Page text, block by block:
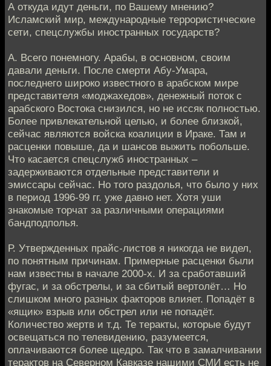
А откуда идут деньги, по Вашему мнению?
Исламский мир, международные террористические
сети, спецслужбы иностранных государств?
А. Всего понемногу. Арабы, в основном, своим
давали деньги. После смерти Абу-Умара,
последнего широко известного в арабском мире
представителя «моджахедов», денежный поток с
арабского Востока снизился, но не иссяк полностью.
Более привлекательной целью, и более близкой,
сейчас являются войска коалиции в Ираке. Там и
расценки повыше, да и шансов выжить побольше.
Что касается спецслужб иностранных –
задерживаются отдельные представители и
эмиссары сейчас. Но того раздолья, что было у них
в период 1996-99 гг. уже давно нет. Хотя уши
знакомые торчат за различными операциями
бандподполья.
Р. Утвержденных прайс-листов я никогда не видел,
по понятным причинам. Примерные расценки были
нам известны в начале 2000-х. И за сработавший
фугас, и за обстрелы, и за сбитый вертолёт… Но
слишком много разных факторов влияет. Попадёт в
«ящик» взрыв или обстрел или не попадёт.
Количество жертв и т.д. Те теракты, которые будут
освещаться по телевидению, разумеется,
оплачиваются более щедро. Так что в замалчивании
терактов на Северном Кавказе нашими СМИ есть не